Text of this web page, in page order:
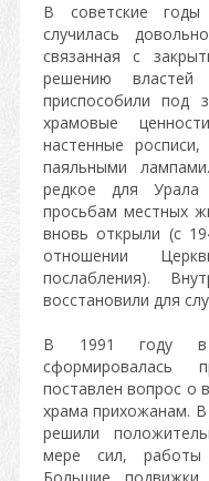
В советские
случилась
связанная с
решению
приспособили под
храмовые
настенные
паяльными
редкое для Урала
просьбам местных
вновь открыли (с
отношении
послабления).
восстановили для
В 1991 году в
сформировалась
поставлен вопрос о
храма прихожанам. В
решили
мере сил, работы